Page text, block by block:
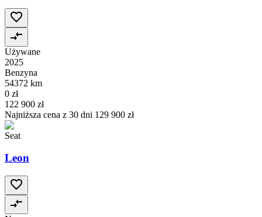
Używane
2025
Benzyna
54372 km
0 zł
122 900 zł
Najniższa cena z 30 dni 129 900 zł
Seat
Leon